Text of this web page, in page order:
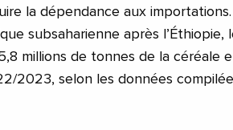
la dépendance aux
subsaharienne après
millions de tonnes de la céréale
2023, selon les données